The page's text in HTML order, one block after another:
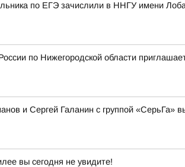
по ЕГЭ зачислили в ННГУ имени
по Нижегородской области
и Сергей Галанин с группой «СерьГа»
вы сегодня не увидите!